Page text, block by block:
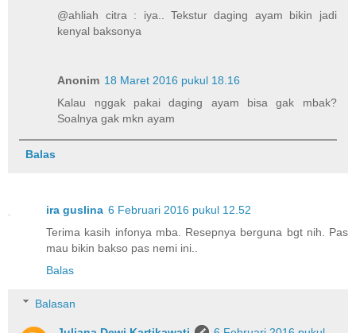
@ahliah citra : iya.. Tekstur daging ayam bikin jadi
kenyal baksonya
Anonim 18 Maret 2016 pukul 18.16
Kalau nggak pakai daging ayam bisa gak mbak?
Soalnya gak mkn ayam
Balas
ira guslina 6 Februari 2016 pukul 12.52
Terima kasih infonya mba. Resepnya berguna bgt nih. Pas
mau bikin bakso pas nemi ini..
Balas
Balasan